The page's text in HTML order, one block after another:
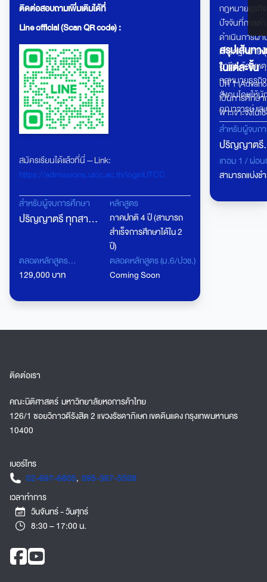
ติดต่อสอบถามเพิ่มเติมได้ที่
Line official (Scan QR code) :
สมัครเรียนได้แล้วที่นี่ — Link:
https://admissions.utcc.ac.th/loginUTCC
สำหรับผู้จบการศึกษา
ปริญญาตรี ทุกสาขา
นิติศาสตร์) / ปวส.
เทียบโอน
หลักสูตร
ภาคปกติ 4 ปี (สามารถ
สำเร็จการศึกษาได้ใน 2
ปี)
ตลอดหลักสูตร
(ปวส.เทียบโอน/ปริญญา
129,000 บาท
ตลอดหลักสูตร (ม.6/ปวช.)
Coming Soon
กฎหมายธุรกิ
ปัจจันที่การด
ดำเนินการผ่
ทางกฎหมายธุ
อาชีพ ด้วยเห
กฎหมายธุรกิ
สังคมโดยให้
คณาจารย์ แล
ศาสตรบัณฑิต
พร้อมปรับตัว
สรุปเส้นทา
ในแต่ละขั้น
ปีที่ 1
เป็นการศึกษ
พาะเจาะจงใ
เขียนงานเขีย
ในทางวิชากา
ปีที่ 2 นักศึกษ
ศึกษากฎหมา
ศึกษากรณีศึก
ใหม่ได้ในเชิง
สำหรับผู้จบก
ปริญญาตรี
นิติศาสตร์
เทอม 1 / ผ่อน
สามารถแบ่งช
ติดต่อเรา
คณะนิติศาสตร์ มหาวิทยาลัยหอการค้าไทย
126/1 ซอยวิภาวดีรังสิต 2 แขวงรัชดาภิเษก เขตดินแดง กรุงเทพมหานคร
10400
เบอร์โทร
02-697-6805, 095-367-5508
เวลาทำการ
วันจันทร์ - วันศุกร์
8:30 – 17:00 น.